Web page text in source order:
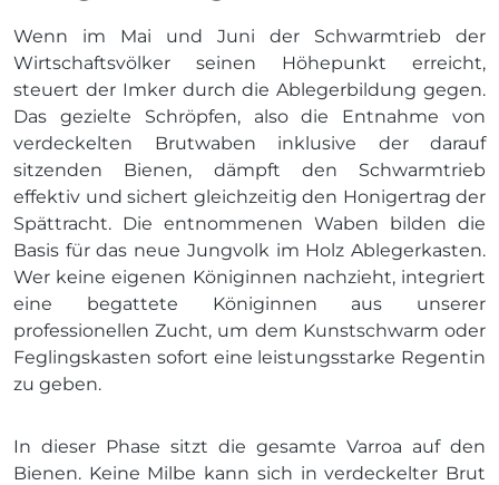
Wenn im Mai und Juni der Schwarmtrieb der
Wirtschaftsvölker seinen Höhepunkt erreicht,
steuert der Imker durch die Ablegerbildung gegen.
Das gezielte Schröpfen, also die Entnahme von
verdeckelten Brutwaben inklusive der darauf
sitzenden Bienen, dämpft den Schwarmtrieb
effektiv und sichert gleichzeitig den Honigertrag der
Spättracht. Die entnommenen Waben bilden die
Basis für das neue Jungvolk im Holz Ablegerkasten.
Wer keine eigenen Königinnen nachzieht, integriert
eine begattete Königinnen aus unserer
professionellen Zucht, um dem Kunstschwarm oder
Feglingskasten sofort eine leistungsstarke Regentin
zu geben.
In dieser Phase sitzt die gesamte Varroa auf den
Bienen. Keine Milbe kann sich in verdeckelter Brut